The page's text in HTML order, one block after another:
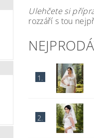
Ulehčete si
rozzáří s tou
1.
2.